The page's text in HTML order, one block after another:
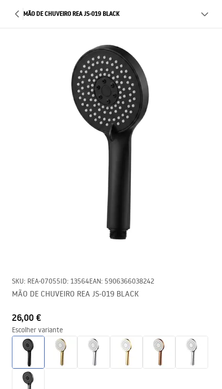
MÃO DE CHUVEIRO REA JS-019 BLACK
SKU: REA-07055ID: 13564EAN: 5906366038242
MÃO DE CHUVEIRO REA JS-019 BLACK
26,00 €
Escolher variante